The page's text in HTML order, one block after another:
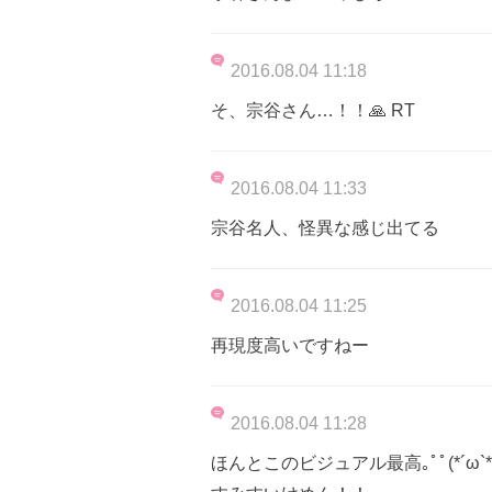
2016.08.04 11:18
そ、宗谷さん…！！🙏 RT
2016.08.04 11:33
宗谷名人、怪異な感じ出てる
2016.08.04 11:25
再現度高いですねー
2016.08.04 11:28
ほんとこのビジュアル最高｡ﾟﾟ(*´ω`*